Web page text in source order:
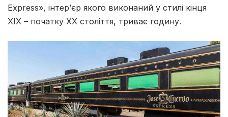
Express», інтер’єр якого виконаний у стилі кінця
ХІХ – початку ХХ століття, триває годину.